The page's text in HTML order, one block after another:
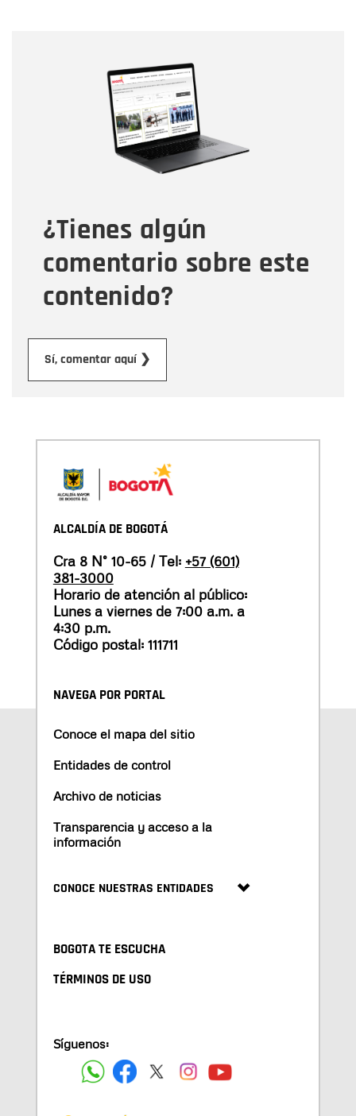
¿Tienes algún
comentario sobre este
contenido?
Sí, comentar aquí ❯
Correo electrónico
Tipo de comentario
Mensaje
ALCALDÍA DE BOGOTÁ
Cra 8 N° 10-65 / Tel: +57 (601)
381-3000
Horario de atención al público:
Lunes a viernes de 7:00 a.m. a
4:30 p.m.
Código postal: 111711
NAVEGA POR PORTAL
Conoce el mapa del sitio
Entidades de control
Archivo de noticias
Transparencia y acceso a la
información
CONOCE NUESTRAS ENTIDADES
BOGOTA TE ESCUCHA
TÉRMINOS DE USO
Síguenos: